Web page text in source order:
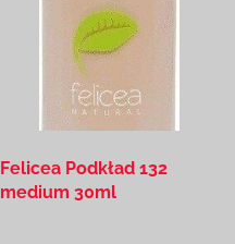
Felicea Podkład 132
medium 30ml